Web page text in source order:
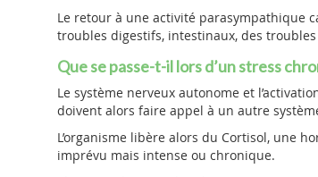
Le retour à une activité parasympathique
troubles digestifs, intestinaux, des
Que se passe-t-il lors d’un stress
Le système nerveux autonome et
doivent alors faire appel à un autre
L’organisme libère alors du Cortisol, une
imprévu mais intense ou chronique.